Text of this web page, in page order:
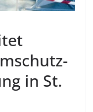
in St.